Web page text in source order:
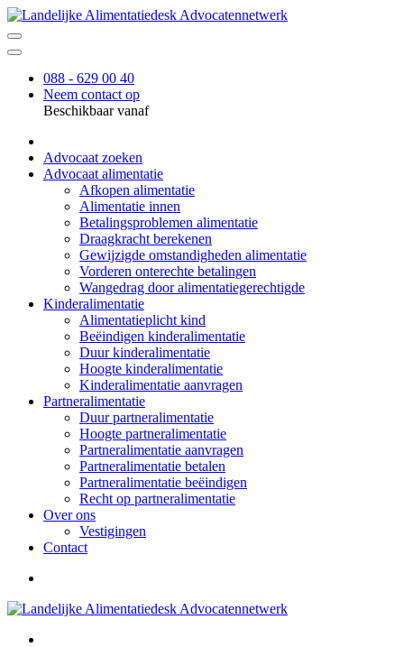
088 - 629 00 40
Neem contact op
Beschikbaar vanaf
Advocaat zoeken
Advocaat alimentatie
Afkopen alimentatie
Alimentatie innen
Betalingsproblemen alimentatie
Draagkracht berekenen
Gewijzigde omstandigheden alimentatie
Vorderen onterechte betalingen
Wangedrag door alimentatiegerechtigde
Kinderalimentatie
Alimentatieplicht kind
Beëindigen kinderalimentatie
Duur kinderalimentatie
Hoogte kinderalimentatie
Kinderalimentatie aanvragen
Partneralimentatie
Duur partneralimentatie
Hoogte partneralimentatie
Partneralimentatie aanvragen
Partneralimentatie betalen
Partneralimentatie beëindigen
Recht op partneralimentatie
Over ons
Vestigingen
Contact